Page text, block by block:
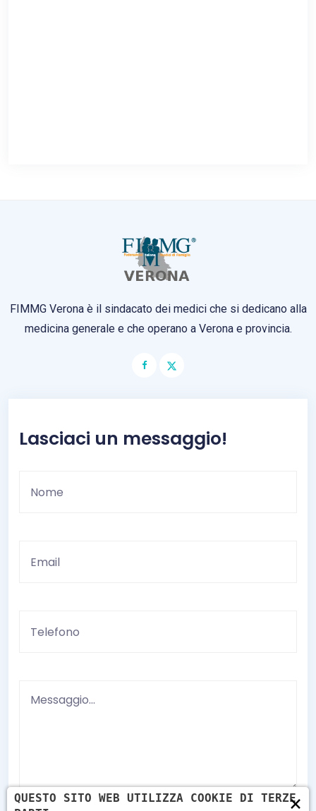
FIMMG Verona è il sindacato dei medici che si dedicano alla
medicina generale e che operano a Verona e provincia.
Lasciaci un messaggio!
×
QUESTO SITO WEB UTILIZZA COOKIE DI TERZE